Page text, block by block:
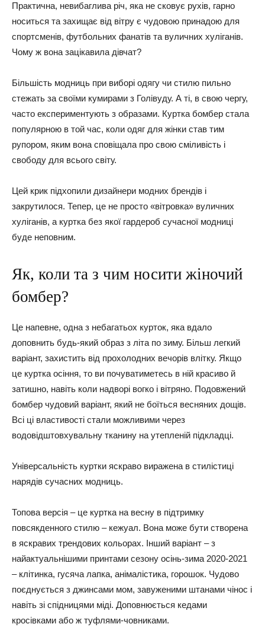
Практична, невибаглива річ, яка не сковує рухів, гарно
носиться та захищає від вітру є чудовою принадою для
спортсменів, футбольних фанатів та вуличних хуліганів.
Чому ж вона зацікавила дівчат?
Більшість модниць при виборі одягу чи стилю пильно
стежать за своїми кумирами з Голівуду. А ті, в свою чергу,
часто експериментують з образами. Куртка бомбер стала
популярною в той час, коли одяг для жінки став тим
рупором, яким вона сповіщала про свою сміливість і
свободу для всього світу.
Цей крик підхопили дизайнери модних брендів і
закрутилося. Тепер, це не просто «вітровка» вуличних
хуліганів, а куртка без якої гардероб сучасної модниці
буде неповним.
Як, коли та з чим носити жіночий
бомбер?
Це напевне, одна з небагатьох курток, яка вдало
доповнить будь-який образ з літа по зиму. Більш легкий
варіант, захистить від прохолодних вечорів влітку. Якщо
це куртка осіння, то ви почуватиметесь в ній красиво й
затишно, навіть коли надворі вогко і вітряно. Подовжений
бомбер чудовий варіант, який не боїться весняних дощів.
Всі ці властивості стали можливими через
водовідштовхувальну тканину на утепленій підкладці.
Універсальність куртки яскраво виражена в стилістиці
нарядів сучасних модниць.
Топова версія – це куртка на весну в підтримку
повсякденного стилю – кежуал. Вона може бути створена
в яскравих трендових кольорах. Інший варіант – з
найактуальнішими принтами сезону осінь-зима 2020-2021
– клітинка, гусяча лапка, анімалістика, горошок. Чудово
поєднується з джинсами мом, завуженими штанами чінос і
навіть зі спідницями міді. Доповнюється кедами
кросівками або ж туфлями-човниками.